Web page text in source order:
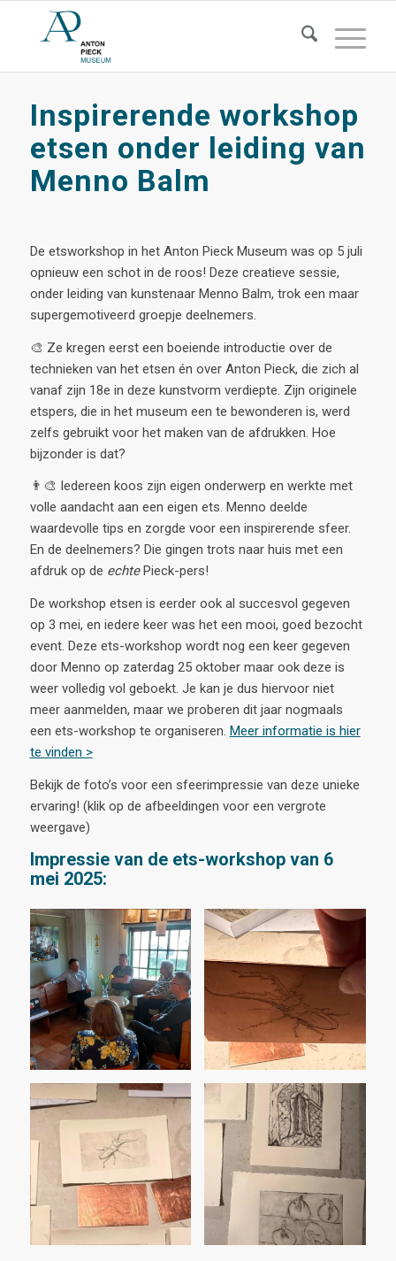
Inspirerende workshop
etsen onder leiding van
Menno Balm
De etsworkshop in het Anton Pieck Museum was op 5 juli
opnieuw een schot in de roos! Deze creatieve sessie,
onder leiding van kunstenaar Menno Balm, trok een maar
supergemotiveerd groepje deelnemers.
🎨 Ze kregen eerst een boeiende introductie over de
technieken van het etsen én over Anton Pieck, die zich al
vanaf zijn 18e in deze kunstvorm verdiepte. Zijn originele
etspers, die in het museum een te bewonderen is, werd
zelfs gebruikt voor het maken van de afdrukken. Hoe
bijzonder is dat?
👨‍🎨 Iedereen koos zijn eigen onderwerp en werkte met
volle aandacht aan een eigen ets. Menno deelde
waardevolle tips en zorgde voor een inspirerende sfeer.
En de deelnemers? Die gingen trots naar huis met een
afdruk op de echtePieck-pers!
De workshop etsen is eerder ook al succesvol gegeven
op 3 mei, en iedere keer was het een mooi, goed bezocht
event. Deze ets-workshop wordt nog een keer gegeven
door Menno op zaterdag 25 oktober maar ook deze is
weer volledig vol geboekt. Je kan je dus hiervoor niet
meer aanmelden, maar we proberen dit jaar nogmaals
een ets-workshop te organiseren. Meer informatie is hier
te vinden >
Bekijk de foto’s voor een sfeerimpressie van deze unieke
ervaring! (klik op de afbeeldingen voor een vergrote
weergave)
Impressie van de ets-workshop van 6
mei 2025: